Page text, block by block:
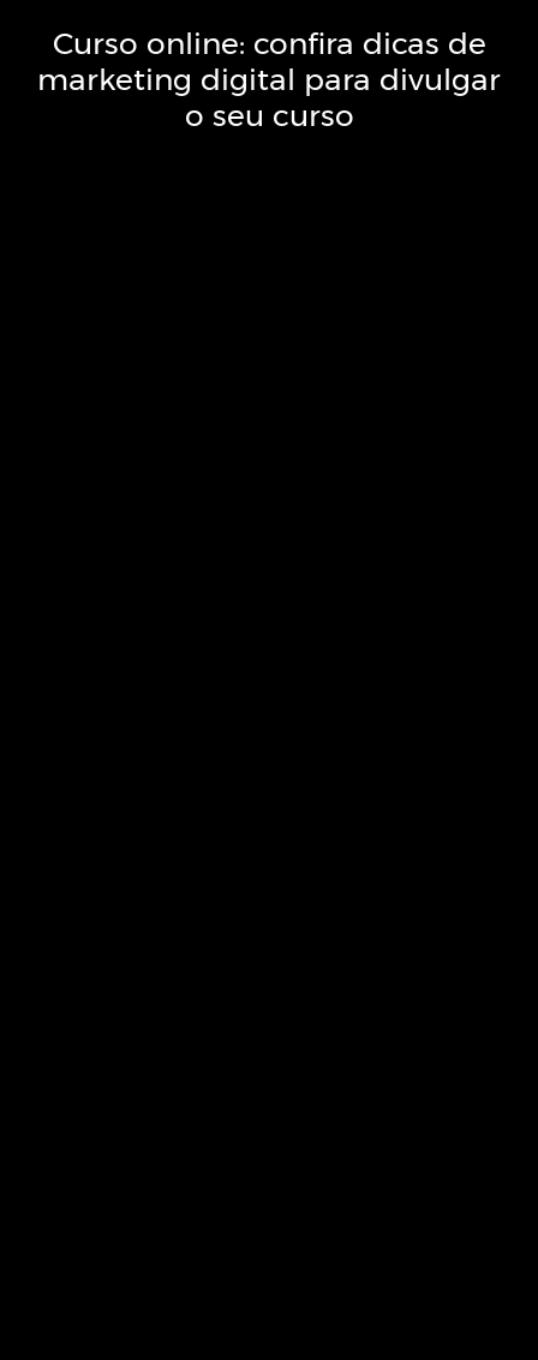
Curso online: confira dicas de
marketing digital para divulgar
o seu curso